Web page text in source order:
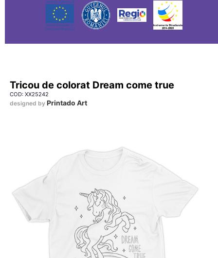
Tricou de colorat Dream come true
COD: XX25242
designed by Printado Art